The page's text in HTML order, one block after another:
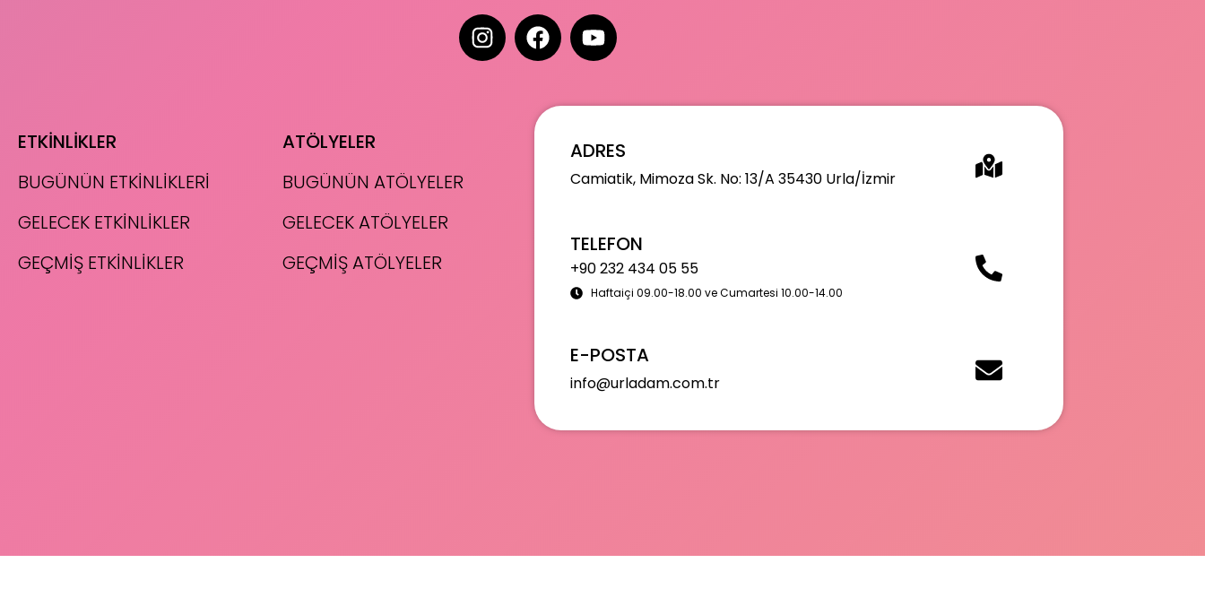
ETKİNLİKLER
BUGÜNÜN ETKİNLİKLERİ
GELECEK ETKİNLİKLER
GEÇMİŞ ETKİNLİKLER
ATÖLYELER
BUGÜNÜN ATÖLYELER
GELECEK ATÖLYELER
GEÇMİŞ ATÖLYELER
ADRES
Camiatik, Mimoza Sk. No: 13/A 35430 Urla/İzmir
TELEFON
+90 232 434 05 55
Haftaiçi 09.00-18.00 ve Cumartesi 10.00-14.00
E-POSTA
info@urladam.com.tr